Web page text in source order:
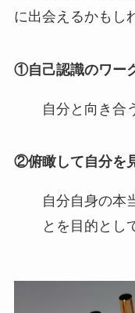
に出会えるかもし
①自己認識のワー
自分と向き合
②俯瞰して自分を
自分自身の本
とを目的とし